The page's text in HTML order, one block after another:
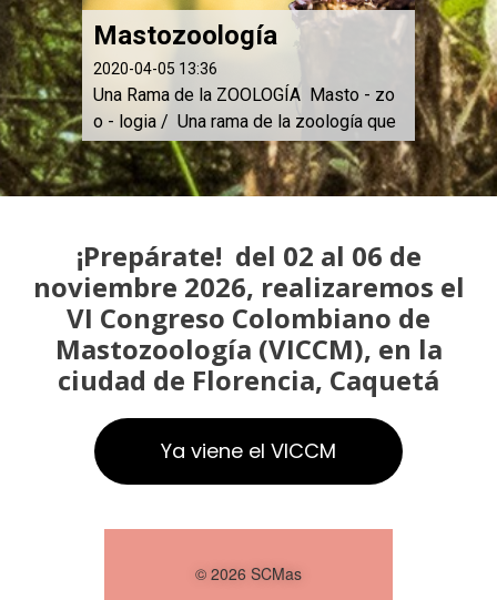
Mastozoología
2020-04-05 13:36
Una Rama de la ZOOLOGÍA Masto - zo
o - logia / Una rama de la zoología que
estudia a los mamiferos. Conviértete
en Mastozoólogo. La persona que tiene
el mejor trabajo del mundo!
¡Prepárate! del 02 al 06 de
noviembre 2026, realizaremos el
VI Congreso Colombiano de
Mastozoología (VICCM), en la
ciudad de Florencia, Caquetá
Ya viene el VICCM
© 2026 SCMas